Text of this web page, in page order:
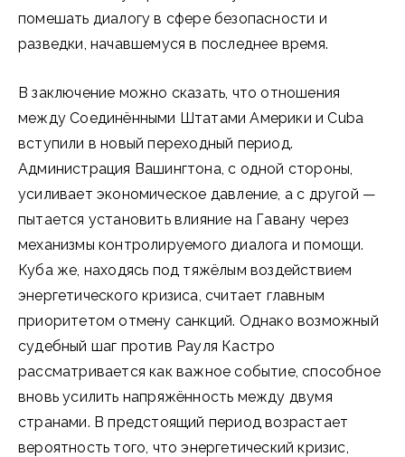
помешать диалогу в сфере безопасности и
разведки, начавшемуся в последнее время.
В заключение можно сказать, что отношения
между Соединёнными Штатами Америки и Cuba
вступили в новый переходный период.
Администрация Вашингтона, с одной стороны,
усиливает экономическое давление, а с другой —
пытается установить влияние на Гавану через
механизмы контролируемого диалога и помощи.
Куба же, находясь под тяжёлым воздействием
энергетического кризиса, считает главным
приоритетом отмену санкций. Однако возможный
судебный шаг против Рауля Кастро
рассматривается как важное событие, способное
вновь усилить напряжённость между двумя
странами. В предстоящий период возрастает
вероятность того, что энергетический кризис,